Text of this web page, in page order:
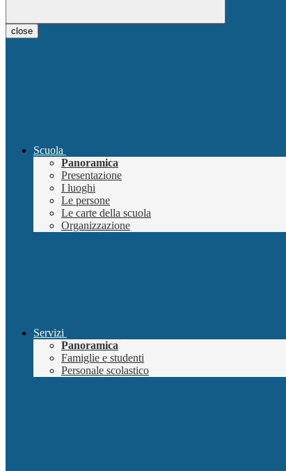
close
Scuola
Panoramica
Presentazione
I luoghi
Le persone
Le carte della scuola
Organizzazione
Servizi
Panoramica
Famiglie e studenti
Personale scolastico